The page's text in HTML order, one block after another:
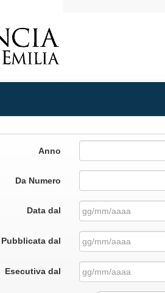
Anno
Da Numero
Data dal
Pubblicata dal
Esecutiva dal